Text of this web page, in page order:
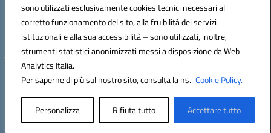
sono utilizzati esclusivamente cookies tecnici necessari al
corretto funzionamento del sito, alla fruibilità dei servizi
istituzionali e alla sua accessibilità – sono utilizzati, inoltre,
strumenti statistici anonimizzati messi a disposizione da Web
Analytics Italia.
Per saperne di più sul nostro sito, consulta la ns. Cookie Policy.
Personalizza Rifiuta tutto Accettare tutto
Codice univoco ufficio: UFE6AQ
Codice meccanografico: RMPS19000T
Codice fiscale: 80230950588
Hosting & Powered by 3D Solution S.r.l.
Concept & Design by Designers Italia